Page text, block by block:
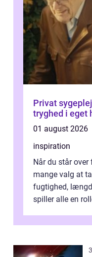
Privat sygepleje omsorg,
tryghed i eget
01 august 2026
inspiration
Når du står
mange valg at
fugtighed,
spiller alle en